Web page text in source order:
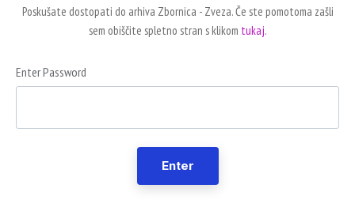
Poskušate dostopati do arhiva Zbornica - Zveza. Če ste pomotoma zašli
sem obiščite spletno stran s klikom tukaj.
Enter Password
Enter